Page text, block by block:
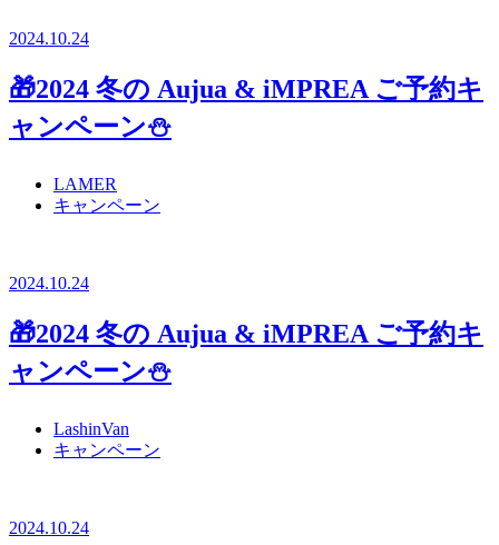
2024.10.24
🎁2024 冬の Aujua & iMPREA ご予約キ
ャンペーン⛄
LAMER
キャンペーン
2024.10.24
🎁2024 冬の Aujua & iMPREA ご予約キ
ャンペーン⛄
LashinVan
キャンペーン
2024.10.24